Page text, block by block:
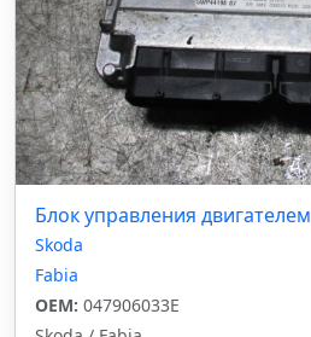
Блок управления двигателем
Skoda
Fabia
OEM: 047906033E